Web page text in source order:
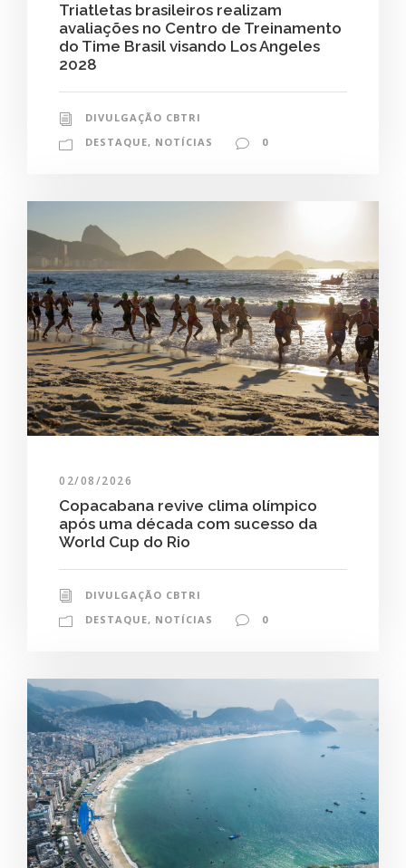
Triatletas brasileiros realizam
avaliações no Centro de Treinamento
do Time Brasil visando Los Angeles
2028
DIVULGAÇÃO CBTRI
DESTAQUE, NOTÍCIAS 0
02/08/2026
Copacabana revive clima olímpico
após uma década com sucesso da
World Cup do Rio
DIVULGAÇÃO CBTRI
DESTAQUE, NOTÍCIAS 0